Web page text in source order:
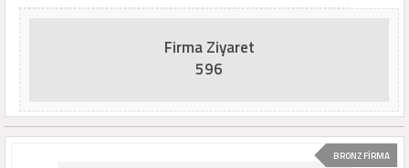
Firma Ziyaret
596
BRONZ FİRMA